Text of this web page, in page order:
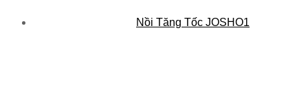
Nồi Tăng Tốc JOSHO1